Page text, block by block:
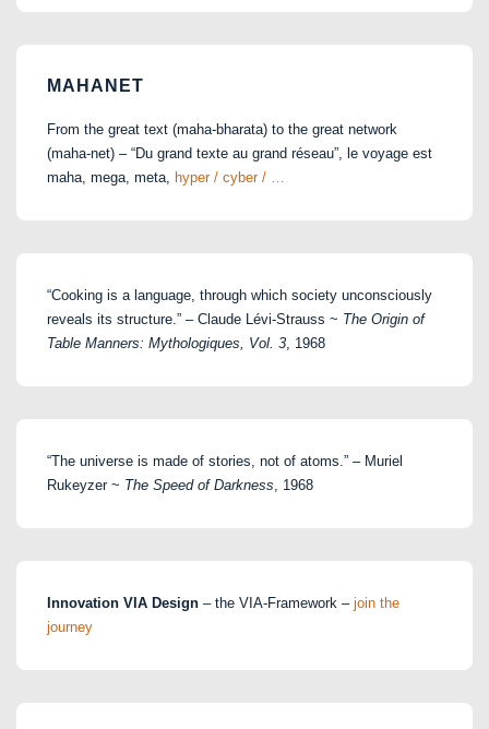
MAHANET
From the great text (maha-bharata) to the great network
(maha-net) – “Du grand texte au grand réseau”, le voyage est
maha, mega, meta, hyper / cyber / …
“Cooking is a language, through which society unconsciously
reveals its structure.” – Claude Lévi-Strauss ~ The Origin of
Table Manners: Mythologiques, Vol. 3 , 1968
“The universe is made of stories, not of atoms.” – Muriel
Rukeyzer ~ The Speed of Darkness , 1968
Innovation VIA Design – the VIA-Framework – join the
journey